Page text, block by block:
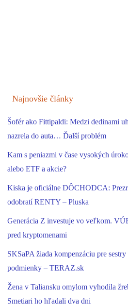
Najnovšie články
Šofér ako Fittipaldi: Medzi dedinami
nazrela do auta… Ďalší problém
Kam s peniazmi v čase vysokých
alebo ETF a akcie?
Kiska je oficiálne DÔCHODCA:
odobratí RENTY – Pluska
Generácia Z investuje vo veľkom.
pred kryptomenami
SKSaPA žiada kompenzáciu pre
podmienky – TERAZ.sk
Žena v Taliansku omylom vyhodila
Smetiari ho hľadali dva dni